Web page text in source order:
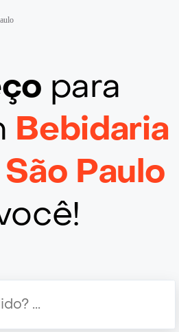
para
Bebidaria
Paulo